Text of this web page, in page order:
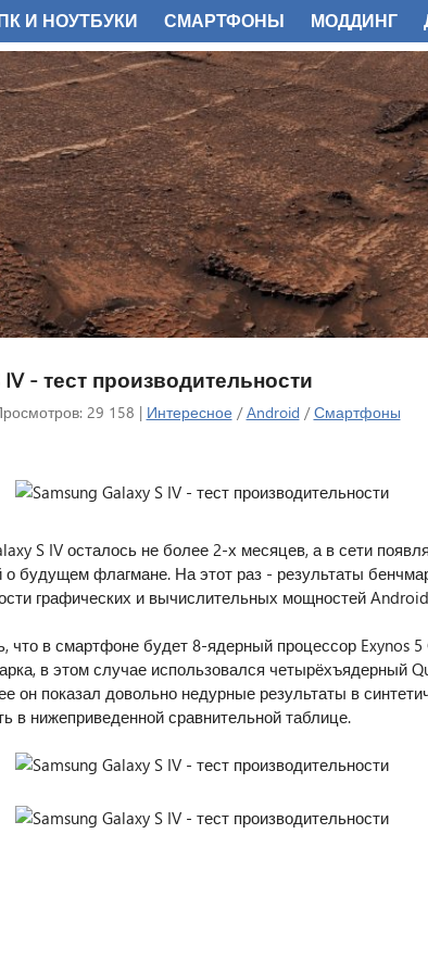
IV - тест производительности
29 158 | Интересное /Android /Смартфоны
S IV осталось не более 2-х месяцев, а в сети
будущем флагмане. На этот раз - результаты
графических и вычислительных мощностей
что в смартфоне будет 8-ядерный процессор Exynos 5
в этом случае использовался четырёхъядерный
он показал довольно недурные результаты в
в нижеприведенной сравнительной таблице.
ПК И НОУТБУКИ СМАРТФОНЫ МОДДИНГ
ФОТО